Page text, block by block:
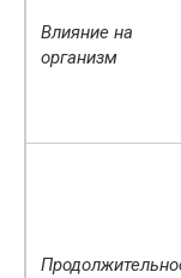
Влияние на
организм